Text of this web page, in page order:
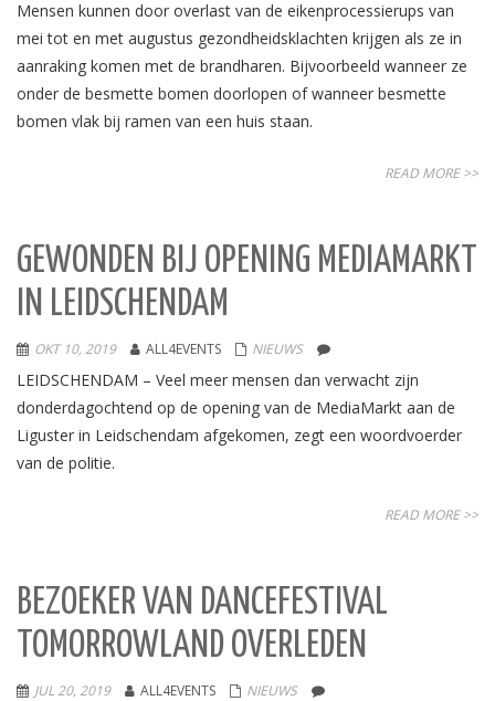
Mensen kunnen door overlast van de eikenprocessierups van
mei tot en met augustus gezondheidsklachten krijgen als ze in
aanraking komen met de brandharen. Bijvoorbeeld wanneer ze
onder de besmette bomen doorlopen of wanneer besmette
bomen vlak bij ramen van een huis staan.
READ MORE >>
GEWONDEN BIJ OPENING MEDIAMARKT
IN LEIDSCHENDAM
OKT 10, 2019 ALL4EVENTS NIEUWS
LEIDSCHENDAM – Veel meer mensen dan verwacht zijn
donderdagochtend op de opening van de MediaMarkt aan de
Liguster in Leidschendam afgekomen, zegt een woordvoerder
van de politie.
READ MORE >>
BEZOEKER VAN DANCEFESTIVAL
TOMORROWLAND OVERLEDEN
JUL 20, 2019 ALL4EVENTS NIEUWS